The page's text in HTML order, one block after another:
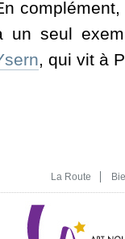
un seul
, qui vit à
La Route